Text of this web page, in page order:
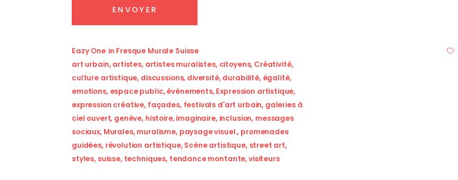
Eazy One in Fresque Murale Suisse
art urbain,artistes, artistes muralistes, citoyens, Créativité,
culture artistique, discussions, diversité,durabilité, égalité,
emotions, espace public,événements,Expression artistique,
expression créative, façades, festivals d'art urbain, galeries à
ciel ouvert, genève, histoire,imaginaire, inclusion, messages
sociaux, Murales,muralisme, paysage visuel., promenades
guidées, révolution artistique,Scène artistique, street art,
styles, suisse, techniques, tendance montante,visiteurs